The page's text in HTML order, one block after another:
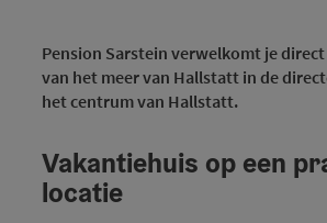
Pension Sarstein verwelkomt je
van het meer van Hallstatt in de
het centrum van Hallstatt.
Vakantiehuis op een
locatie